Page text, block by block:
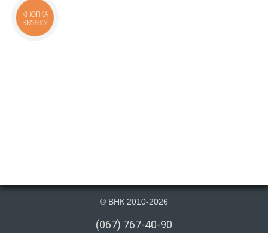
© ВНК 2010-2026
(067) 767-40-90
КНОПКА
ЗВ'ЯЗКУ